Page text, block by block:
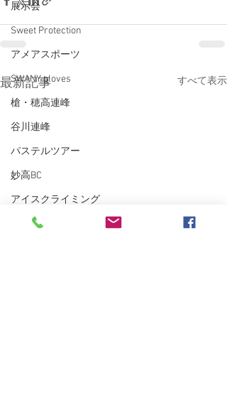
展示会
Sweet Protection
アメアスポーツ
SWANY gloves
槍・穂高連峰
谷川連峰
パステルツアー
妙高BC
アイスクライミング
越後の山々
最新記事 すべて表示